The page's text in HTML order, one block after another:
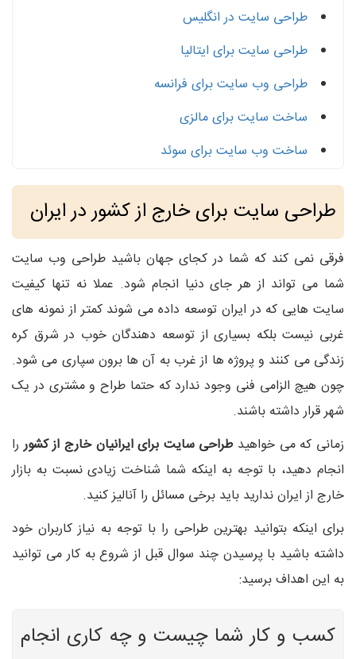
طراحی سایت در انگلیس
طراحی سایت برای ایتالیا
طراحی وب سایت برای فرانسه
ساخت سایت برای مالزی
ساخت وب سایت برای سوئد
طراحی سایت برای خارج از کشور در ایران
فرقی نمی کند که شما در کجای جهان باشید طراحی وب سایت
شما می تواند از هر جای دنیا انجام شود. عملا نه تنها کیفیت
سایت هایی که در ایران توسعه داده می شوند کمتر از نمونه های
غربی نیست بلکه بسیاری از توسعه دهندگان خوب در شرق کره
زندگی می کنند و پروژه ها از غرب به آن ها برون سپاری می شود.
چون هیچ الزامی فنی وجود ندارد که حتما طراح و مشتری در یک
شهر قرار داشته باشند.
زمانی که می خواهید طراحی سایت برای ایرانیان خارج از کشوررا
انجام دهید، با توجه به اینکه شما شناخت زیادی نسبت به بازار
خارج از ایران ندارید باید برخی مسائل را آنالیز کنید.
برای اینکه بتوانید بهترین طراحی را با توجه به نیاز کاربران خود
داشته باشید با پرسیدن چند سوال قبل از شروع به کار می توانید
به این اهداف برسید:
کسب و کار شما چیست و چه کاری انجام